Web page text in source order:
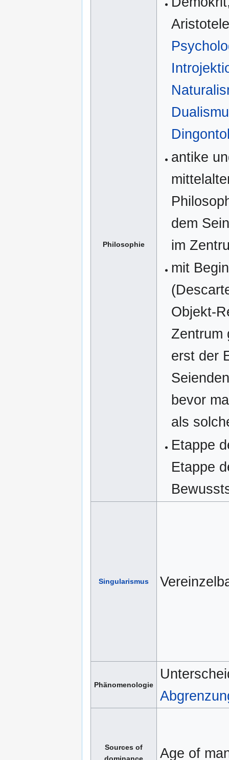
Philosophie
antike
dem
im
mit
Objekt-
Zentrum
erst der
bevor
als
Etappe
Etappe
Singularismus
Phänomenologie
Sources of
Age of